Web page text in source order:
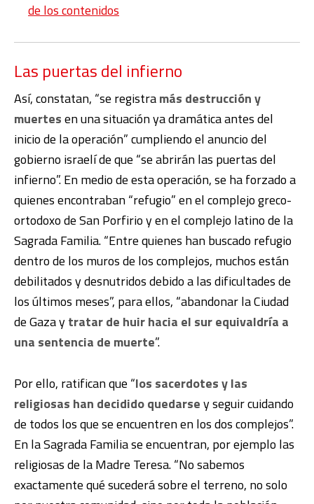
de los contenidos
Las puertas del infierno
Así, constatan, “se registramás destrucción y
muertesen una situación ya dramática antes del
inicio de la operación” cumpliendo el anuncio del
gobierno israelí de que “se abrirán las puertas del
infierno”. En medio de esta operación, se ha forzado a
quienes encontraban “refugio” en el complejo greco-
ortodoxo de San Porfirio y en el complejo latino de la
Sagrada Familia. “Entre quienes han buscado refugio
dentro de los muros de los complejos, muchos están
debilitados y desnutridos debido a las dificultades de
los últimos meses”, para ellos, “abandonar la Ciudad
de Gaza ytratar de huir hacia el sur equivaldría a
una sentencia de muerte”.
Por ello, ratifican que “los sacerdotes y las
religiosas han decidido quedarsey seguir cuidando
de todos los que se encuentren en los dos complejos”.
En la Sagrada Familia se encuentran, por ejemplo las
religiosas de la Madre Teresa. “No sabemos
exactamente qué sucederá sobre el terreno, no solo